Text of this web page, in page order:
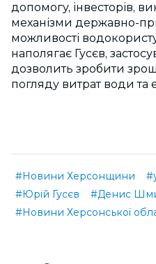
допомогу, інвесторів,
механізми державно-
можливості
наполягає Гусєв,
дозволить зробити
погляду витрат води та
#Новини Херсонщини
#Юрій Гусєв
#Денис
#Новини Херсонської